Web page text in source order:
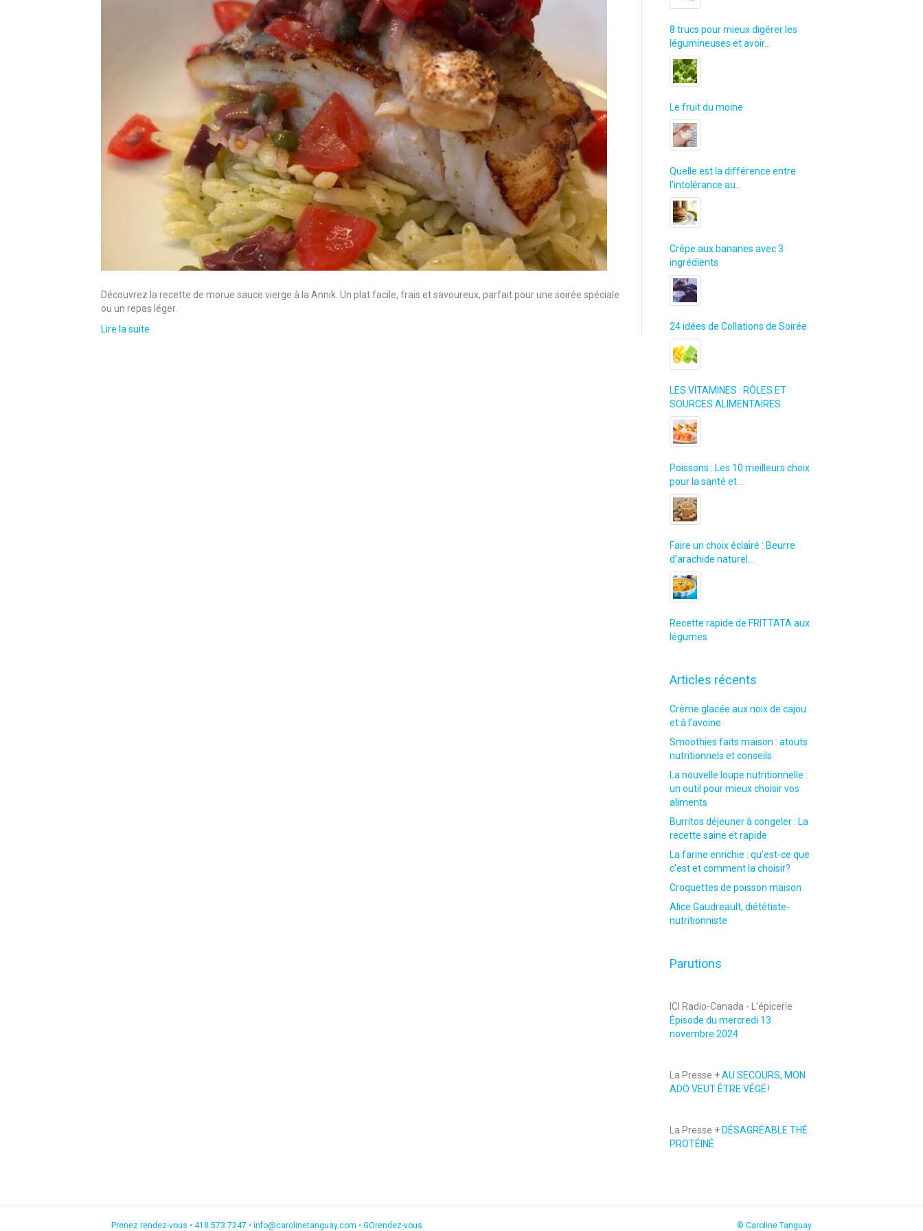
Découvrez la recette de morue sauce vierge à la Annik. Un plat facile, frais et savoureux, parfait pour une soirée spéciale
ou un repas léger.
Lire la suite
8 trucs pour mieux digérer les
légumineuses et avoir…
Le fruit du moine
Quelle est la différence entre
l’intolérance au…
Crêpe aux bananes avec 3
ingrédients
24 idées de Collations de Soirée
LES VITAMINES : RÔLES ET
SOURCES ALIMENTAIRES
Poissons : Les 10 meilleurs choix
pour la santé et…
Faire un choix éclairé : Beurre
d’arachide naturel…
Recette rapide de FRITTATA aux
légumes
Articles récents
Crème glacée aux noix de cajou
et à l’avoine
Smoothies faits maison : atouts
nutritionnels et conseils
La nouvelle loupe nutritionnelle :
un outil pour mieux choisir vos
aliments
Burritos déjeuner à congeler : La
recette saine et rapide
La farine enrichie : qu’est-ce que
c’est et comment la choisir?
Croquettes de poisson maison
Alice Gaudreault, diététiste-
nutritionniste
Parutions
ICI Radio-Canada - L'épicerie
Épisode du mercredi 13
novembre 2024
La Presse +AU SECOURS, MON
ADO VEUT ÊTRE VÉGÉ !
La Presse + DÉSAGRÉABLE THÉ
PROTÉINÉ
Prenez rendez-vous • 418.573.7247 • info@carolinetanguay.com • GOrendez-vous © Caroline Tanguay